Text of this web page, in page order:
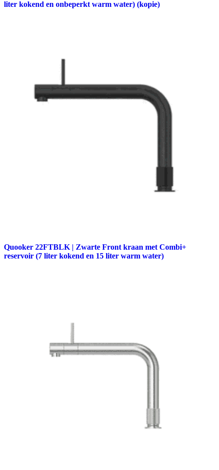
liter kokend en onbeperkt warm water) (kopie)
Quooker 22FTBLK | Zwarte Front kraan met Combi+
reservoir (7 liter kokend en 15 liter warm water)